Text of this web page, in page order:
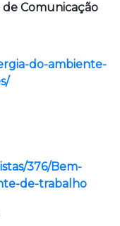
de Comunicação
do-ambiente-
376/Bem-
de-trabalho